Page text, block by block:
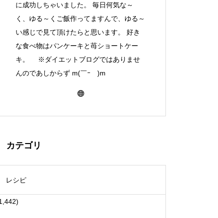
に成功しちゃいました。 毎日何気な～
く、ゆる～くご飯作ってますんで、ゆる～
い感じで見て頂けたらと思います。 好き
な食べ物はパンケーキと苺ショートケー
キ。 ※ダイエットブログではありませ
んのであしからず m(￣ｰ￣)m
カテゴリ
レシピ